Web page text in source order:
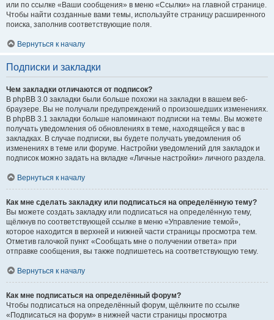
или по ссылке «Ваши сообщения» в меню «Ссылки» на главной странице.
Чтобы найти созданные вами темы, используйте страницу расширенного
поиска, заполнив соответствующие поля.
Вернуться к началу
Подписки и закладки
Чем закладки отличаются от подписок?
В phpBB 3.0 закладки были больше похожи на закладки в вашем веб-
браузере. Вы не получали предупреждений о произошедших изменениях.
В phpBB 3.1 закладки больше напоминают подписки на темы. Вы можете
получать уведомления об обновлениях в теме, находящейся у вас в
закладках. В случае подписки, вы будете получать уведомления об
изменениях в теме или форуме. Настройки уведомлений для закладок и
подписок можно задать на вкладке «Личные настройки» личного раздела.
Вернуться к началу
Как мне сделать закладку или подписаться на определённую тему?
Вы можете создать закладку или подписаться на определённую тему,
щёлкнув по соответствующей ссылке в меню «Управление темой»,
которое находится в верхней и нижней части страницы просмотра тем.
Отметив галочкой пункт «Сообщать мне о получении ответа» при
отправке сообщения, вы также подпишетесь на соответствующую тему.
Вернуться к началу
Как мне подписаться на определённый форум?
Чтобы подписаться на определённый форум, щёлкните по ссылке
«Подписаться на форум» в нижней части страницы просмотра